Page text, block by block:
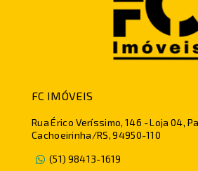
FC IMÓVEIS
Rua Érico Veríssimo, 146 - Loja 04,
Cachoeirinha/RS, 94950-110
(51) 98413-1619